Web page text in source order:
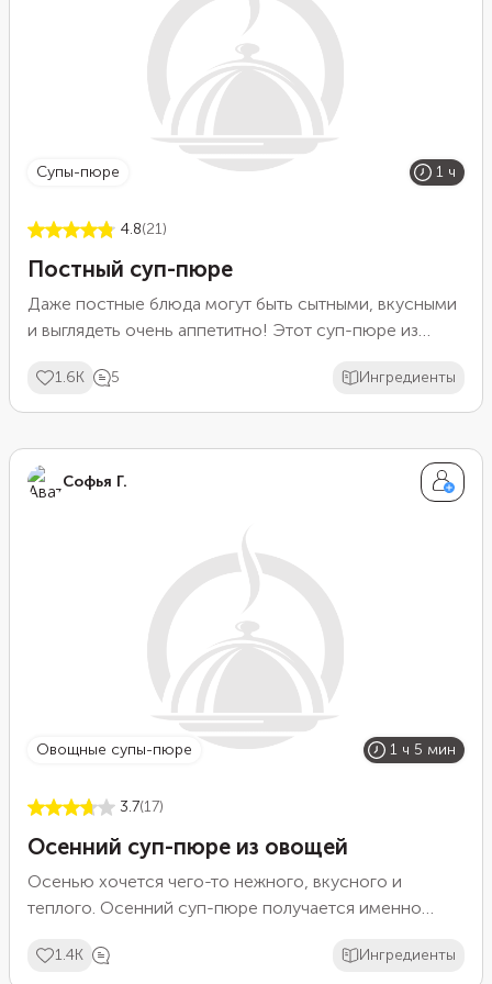
супы-пюре 1 ч
4.8(21)
Постный суп-пюре
Даже постные блюда могут быть сытными, вкусными
и выглядеть очень аппетитно! Этот суп-пюре из
доказательство. Несмотря на то, что состоит суп из
минимума простых ингредиентов, он получается
ржаного хлеба при подаче украсят блюдо и придадут
ему дополнительную сытность.
1.6K 5 Ингредиенты
Софья Г.
овощные супы-пюре 1 ч 5 мин
3.7(17)
Осенний суп-пюре из овощей
Осенью хочется чего-то нежного, вкусного и
теплого. Осенний суп-пюре получается именно
согревающий эффект. Чтобы текстура супа
1.4K Ингредиенты